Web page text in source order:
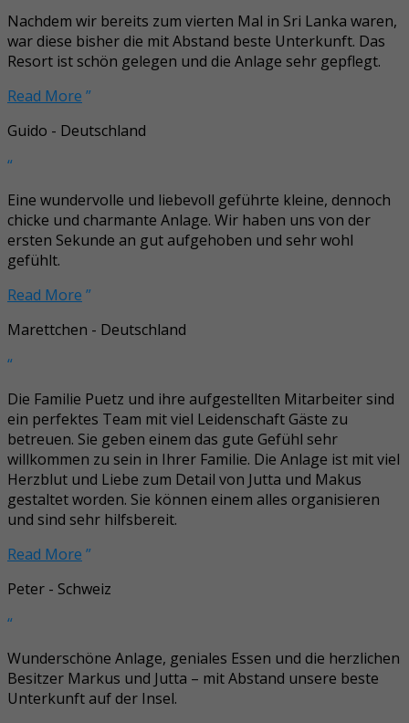
Nachdem wir bereits zum vierten Mal in Sri Lanka waren,
war diese bisher die mit Abstand beste Unterkunft. Das
Resort ist schön gelegen und die Anlage sehr gepflegt.
Read More ”
Guido - Deutschland
“
Eine wundervolle und liebevoll geführte kleine, dennoch
chicke und charmante Anlage. Wir haben uns von der
ersten Sekunde an gut aufgehoben und sehr wohl
gefühlt.
Read More ”
Marettchen - Deutschland
“
Die Familie Puetz und ihre aufgestellten Mitarbeiter sind
ein perfektes Team mit viel Leidenschaft Gäste zu
betreuen. Sie geben einem das gute Gefühl sehr
willkommen zu sein in Ihrer Familie. Die Anlage ist mit viel
Herzblut und Liebe zum Detail von Jutta und Makus
gestaltet worden. Sie können einem alles organisieren
und sind sehr hilfsbereit.
Read More ”
Peter - Schweiz
“
Wunderschöne Anlage, geniales Essen und die herzlichen
Besitzer Markus und Jutta – mit Abstand unsere beste
Unterkunft auf der Insel.